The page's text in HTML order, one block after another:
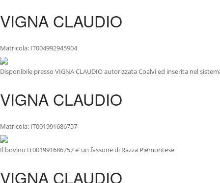
VIGNA CLAUDIO
Matricola: IT004992945904
Disponibile presso VIGNA CLAUDIO autorizzata Coalvi ed inserita nel
VIGNA CLAUDIO
Matricola: IT001991686757
Il bovino IT001991686757 e’ un fassone di Razza Piemontese
VIGNA CLAUDIO